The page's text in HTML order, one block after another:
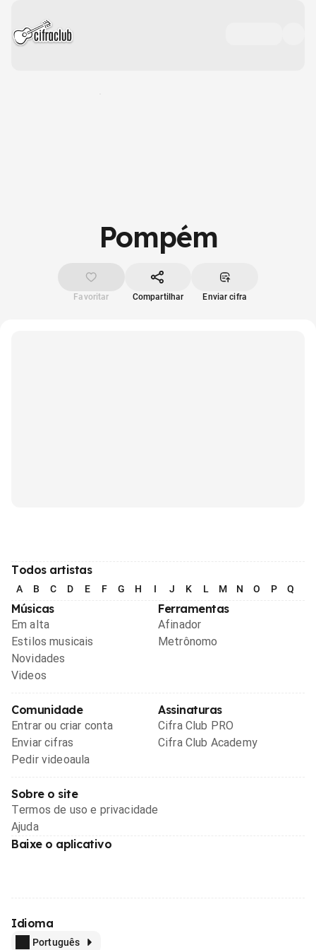
Pompém
Favoritar Compartilhar Enviar cifra
Todos artistas
A B C D E F G H I J K L M N O P Q
Músicas
Em alta
Estilos musicais
Novidades
Videos
Ferramentas
Afinador
Metrônomo
Comunidade
Entrar ou criar conta
Enviar cifras
Pedir videoaula
Assinaturas
Cifra Club PRO
Cifra Club Academy
Sobre o site
Termos de uso e privacidade
Ajuda
Baixe o aplicativo
Idioma
Português